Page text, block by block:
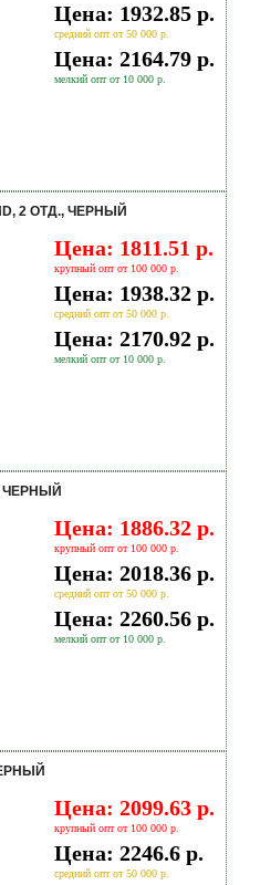
Цена: 1932.85 р.
средний опт от 50 000 р.
Цена: 2164.79 р.
мелкий опт от 10 000 р.
2 ОТД., ЧЕРНЫЙ
Цена: 1811.51 р.
крупный опт от 100 000 р.
Цена: 1938.32 р.
средний опт от 50 000 р.
Цена: 2170.92 р.
мелкий опт от 10 000 р.
ЧЕРНЫЙ
Цена: 1886.32 р.
крупный опт от 100 000 р.
Цена: 2018.36 р.
средний опт от 50 000 р.
Цена: 2260.56 р.
мелкий опт от 10 000 р.
Цена: 2099.63 р.
крупный опт от 100 000 р.
Цена: 2246.6 р.
средний опт от 50 000 р.